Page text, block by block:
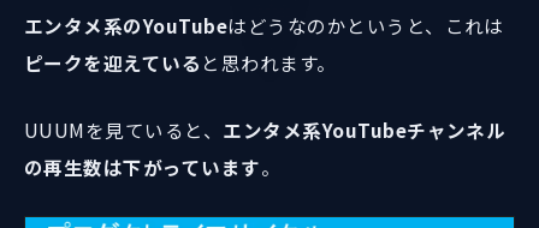
エンタメ系のYouTubeはどうなのかというと、これは
ピークを迎えている と思われます。
UUUMを見ていると、 エンタメ系YouTubeチャンネル
の再生数は下がっています。